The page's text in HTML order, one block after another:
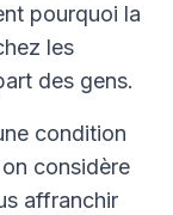
pourquoi la
les
des gens.
condition
considère
affranchir